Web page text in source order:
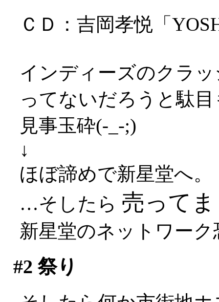
ＣＤ：吉岡孝悦「
インディーズのクラ
ってないだろうと駄
見事玉砕(-_-;)
↓
ほぼ諦めで新星堂へ。
…そしたら 売って
新星堂のネットワー
#2 祭り